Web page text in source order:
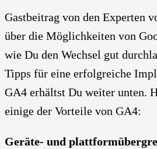
Gastbeitrag von den Experten
über die Möglichkeiten von
wie Du den Wechsel gut
Tipps für eine erfolgreiche
GA4 erhältst Du weiter unten.
einige der Vorteile von GA4:
Geräte- und